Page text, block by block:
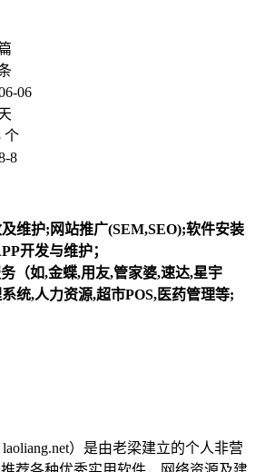
06
个
8
维护;网站推广(SEM,SEO);软件安装
开发与维护；
（如,金蝶,用友,管家婆,速达,星宇
统,人力资源,超市POS,医药管理等;
）是由老梁建立的个人非营